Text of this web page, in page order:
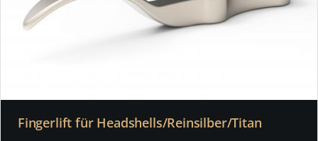
Fingerlift für Headshells/Reinsilber/Titan